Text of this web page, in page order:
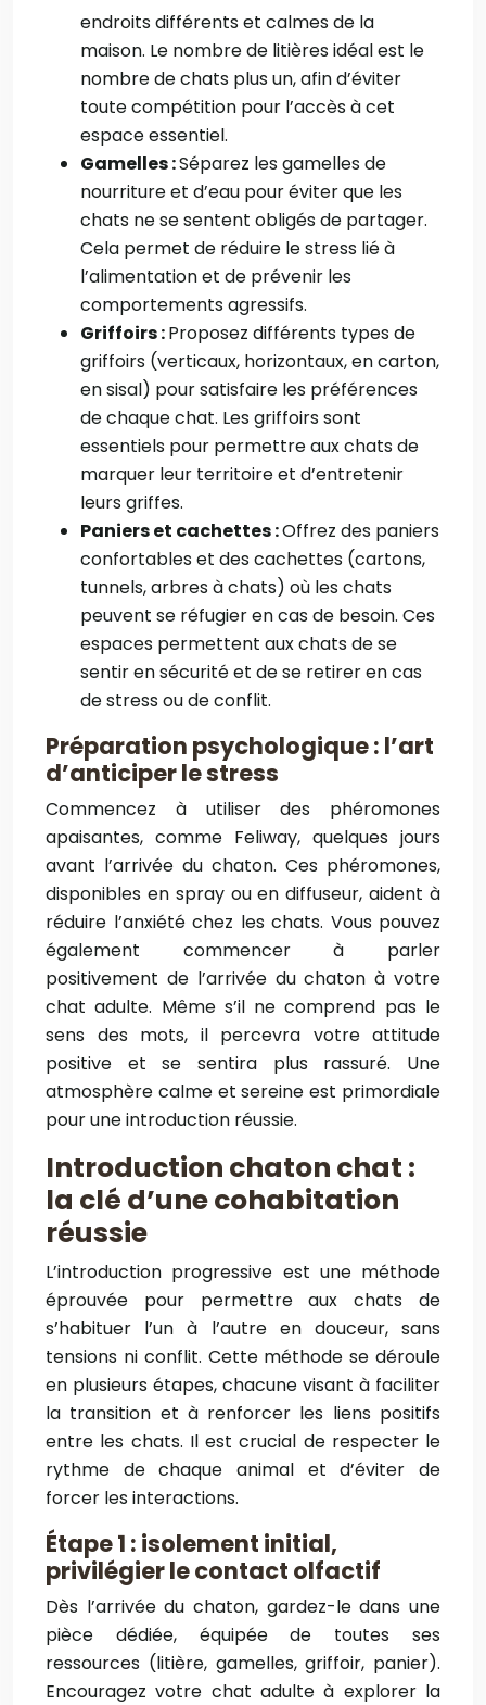
endroits différents et calmes de la
maison. Le nombre de litières idéal est le
nombre de chats plus un, afin d’éviter
toute compétition pour l’accès à cet
espace essentiel.
Gamelles :Séparez les gamelles de
nourriture et d’eau pour éviter que les
chats ne se sentent obligés de partager.
Cela permet de réduire le stress lié à
l’alimentation et de prévenir les
comportements agressifs.
Griffoirs :Proposez différents types de
griffoirs (verticaux, horizontaux, en carton,
en sisal) pour satisfaire les préférences
de chaque chat. Les griffoirs sont
essentiels pour permettre aux chats de
marquer leur territoire et d’entretenir
leurs griffes.
Paniers et cachettes :Offrez des paniers
confortables et des cachettes (cartons,
tunnels, arbres à chats) où les chats
peuvent se réfugier en cas de besoin. Ces
espaces permettent aux chats de se
sentir en sécurité et de se retirer en cas
de stress ou de conflit.
Préparation psychologique : l’art
d’anticiper le stress
Commencez à utiliser des phéromones
apaisantes, comme Feliway, quelques jours
avant l’arrivée du chaton. Ces phéromones,
disponibles en spray ou en diffuseur, aident à
réduire l’anxiété chez les chats. Vous pouvez
également commencer à parler
positivement de l’arrivée du chaton à votre
chat adulte. Même s’il ne comprend pas le
sens des mots, il percevra votre attitude
positive et se sentira plus rassuré. Une
atmosphère calme et sereine est primordiale
pour une introduction réussie.
Introduction chaton chat :
la clé d’une cohabitation
réussie
L’introduction progressive est une méthode
éprouvée pour permettre aux chats de
s’habituer l’un à l’autre en douceur, sans
tensions ni conflit. Cette méthode se déroule
en plusieurs étapes, chacune visant à faciliter
la transition et à renforcer les liens positifs
entre les chats. Il est crucial de respecter le
rythme de chaque animal et d’éviter de
forcer les interactions.
Étape 1 : isolement initial,
privilégier le contact olfactif
Dès l’arrivée du chaton, gardez-le dans une
pièce dédiée, équipée de toutes ses
ressources (litière, gamelles, griffoir, panier).
Encouragez votre chat adulte à explorer la